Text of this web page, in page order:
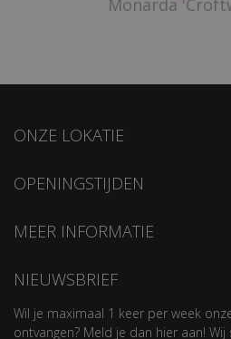
ONZE LOKATIE
OPENINGSTIJDEN
MEER INFORMATIE
NIEUWSBRIEF
Wil je maximaal 1 keer per week
ontvangen? Meld je dan hier aan!